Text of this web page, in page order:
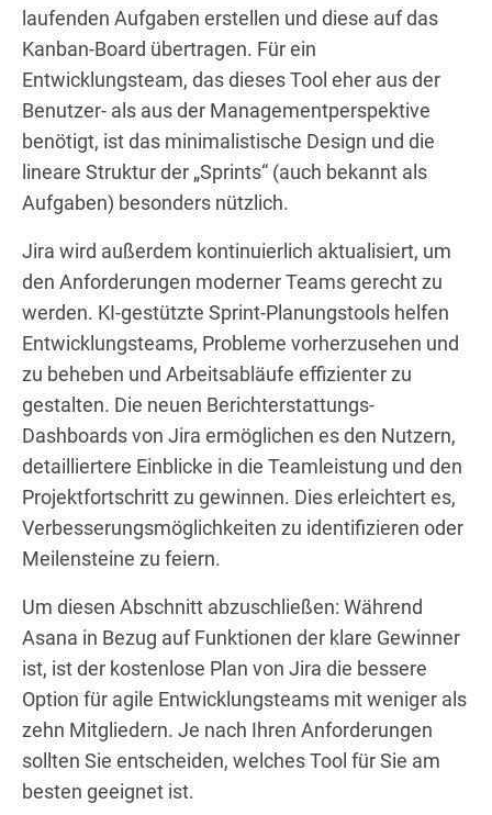
laufenden Aufgaben erstellen und diese auf das
Kanban-Board übertragen. Für ein
Entwicklungsteam, das dieses Tool eher aus der
Benutzer- als aus der Managementperspektive
benötigt, ist das minimalistische Design und die
lineare Struktur der „Sprints“ (auch bekannt als
Aufgaben) besonders nützlich.
Jira wird außerdem kontinuierlich aktualisiert, um
den Anforderungen moderner Teams gerecht zu
werden. KI-gestützte Sprint-Planungstools helfen
Entwicklungsteams, Probleme vorherzusehen und
zu beheben und Arbeitsabläufe effizienter zu
gestalten. Die neuen Berichterstattungs-
Dashboards von Jira ermöglichen es den Nutzern,
detailliertere Einblicke in die Teamleistung und den
Projektfortschritt zu gewinnen. Dies erleichtert es,
Verbesserungsmöglichkeiten zu identifizieren oder
Meilensteine zu feiern.
Um diesen Abschnitt abzuschließen: Während
Asana in Bezug auf Funktionen der klare Gewinner
ist, ist der kostenlose Plan von Jira die bessere
Option für agile Entwicklungsteams mit weniger als
zehn Mitgliedern. Je nach Ihren Anforderungen
sollten Sie entscheiden, welches Tool für Sie am
besten geeignet ist.